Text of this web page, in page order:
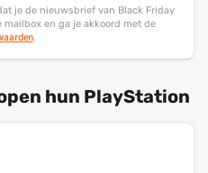
je de nieuwsbrief van Black Friday
en ga je akkoord met de
.
hun PlayStation